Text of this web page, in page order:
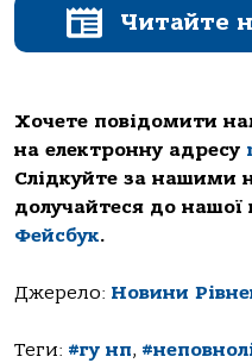
Читайте
Хочете повідомити
на електронну адресу
Слідкуйте за нашими
долучайтеся до нашої
Фейсбук.
Джерело: Новини
Теги: #гу нп,